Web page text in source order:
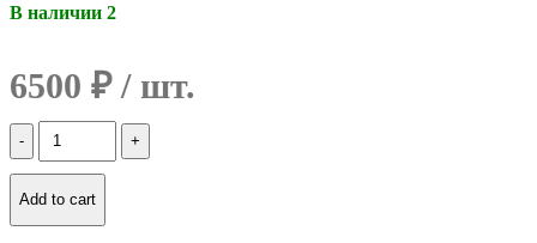
В наличии 2
6500 ₽
Количество
Фотобарабан
для
MK-
Add to cart